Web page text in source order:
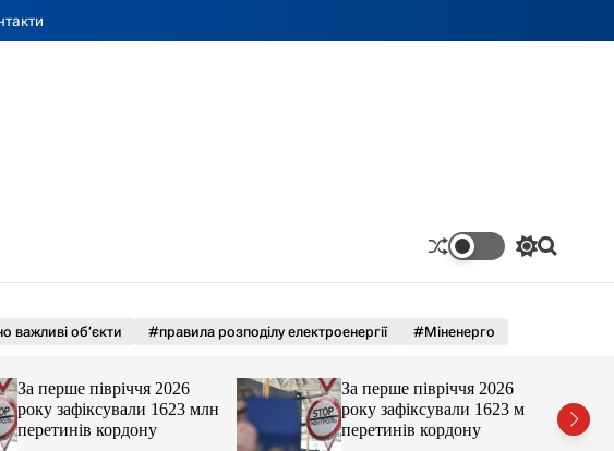
П
м
а
ч
к
П
важливі об’єкти #правила розподілу електроенергії #Міненерго
перше півріччя 2026
зафіксували 1623 млн
кордону
За перше півріччя 2026
року зафіксували 1623 млн
перетинів кордону